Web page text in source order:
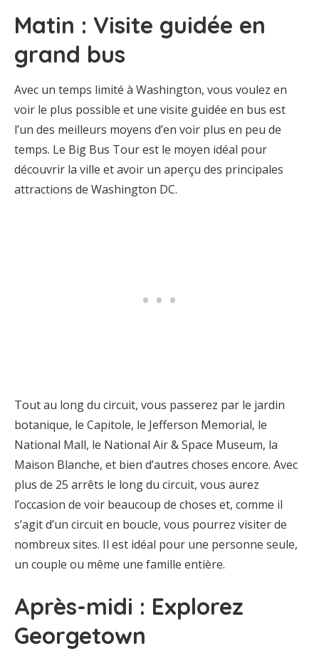
Matin : Visite guidée en
grand bus
Avec un temps limité à Washington, vous voulez en
voir le plus possible et une visite guidée en bus est
l’un des meilleurs moyens d’en voir plus en peu de
temps. Le Big Bus Tour est le moyen idéal pour
découvrir la ville et avoir un aperçu des principales
attractions de Washington DC.
Tout au long du circuit, vous passerez par le jardin
botanique, le Capitole, le Jefferson Memorial, le
National Mall, le National Air & Space Museum, la
Maison Blanche, et bien d’autres choses encore. Avec
plus de 25 arrêts le long du circuit, vous aurez
l’occasion de voir beaucoup de choses et, comme il
s’agit d’un circuit en boucle, vous pourrez visiter de
nombreux sites. Il est idéal pour une personne seule,
un couple ou même une famille entière.
Après-midi : Explorez
Georgetown